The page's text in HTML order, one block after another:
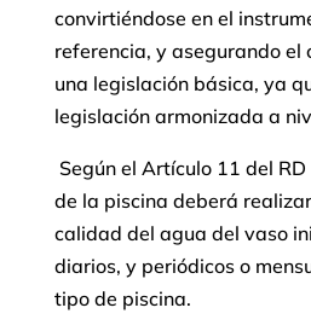
convirtiéndose en el
referencia, y asegurando el
una legislación básica, ya
legislación armonizada a
Según el Artículo 11 del
de la piscina deberá
calidad del agua del vaso
diarios, y periódicos o
tipo de piscina.